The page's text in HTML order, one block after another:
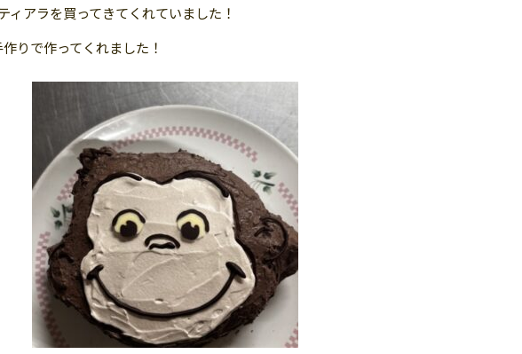
アラを買ってきてくれていました！
りで作ってくれました！